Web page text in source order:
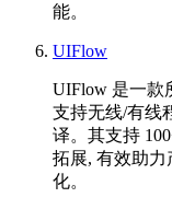
能。
UIFlow
UIFlow 是一款
支持无线/有线
译。其支持
拓展, 有效助
化。